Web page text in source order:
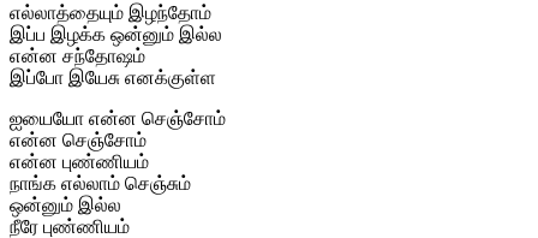
எல்லாத்தையும் இழந்தோம்
இப்ப இழக்க ஒன்னும் இல்ல
என்ன சந்தோஷம்
இப்போ இயேசு எனக்குள்ள
ஐயையோ என்ன செஞ்சோம்
என்ன செஞ்சோம்
என்ன புண்ணியம்
நாங்க எல்லாம் செஞ்சும்
ஒன்னும் இல்ல
நீரே புண்ணியம்